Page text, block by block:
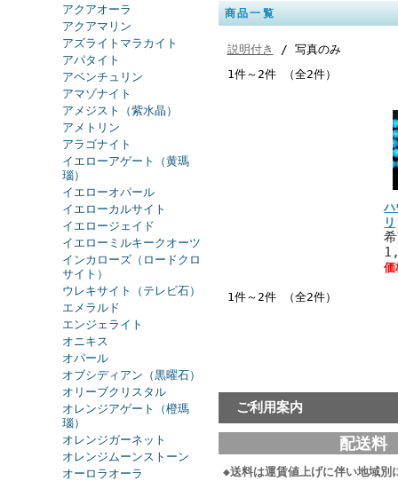
アクアオーラ
アクアマリン
アズライトマラカイト
アパタイト
アベンチュリン
アマゾナイト
アメジスト（紫水晶）
アメトリン
アラゴナイト
イエローアゲート（黄瑪
瑙）
イエローオパール
イエローカルサイト
イエロージェイド
イエローミルキークオーツ
インカローズ（ロードクロ
サイト）
ウレキサイト（テレビ石）
エメラルド
エンジェライト
オニキス
オパール
オブシディアン（黒曜石）
オリーブクリスタル
オレンジアゲート（橙瑪
瑙）
オレンジガーネット
オレンジムーンストーン
オーロラオーラ
商品一覧
説明付き
/ 写真のみ
1件～2件 （全2件）
リ
1件～2件 （全2件）
ご利用案内
配送料
◆送料は運賃値上げに伴い地域別